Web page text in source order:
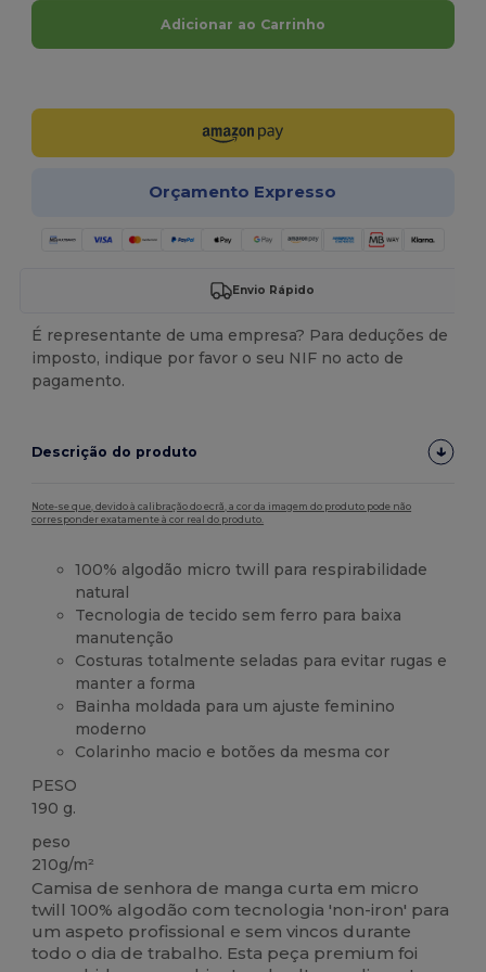
Adicionar ao Carrinho
Orçamento Expresso
Envio Rápido
É representante de uma empresa? Para deduções de
imposto, indique por favor o seu NIF no acto de
pagamento.
Descrição do produto
Note-se que, devido à calibração do ecrã, a cor da imagem do produto pode não
corresponder exatamente à cor real do produto.
100% algodão micro twill para respirabilidade
natural
Tecnologia de tecido sem ferro para baixa
manutenção
Costuras totalmente seladas para evitar rugas e
manter a forma
Bainha moldada para um ajuste feminino
moderno
Colarinho macio e botões da mesma cor
PESO
190 g.
peso
210g/m²
Camisa de senhora de manga curta em micro
twill 100% algodão com tecnologia 'non-iron' para
um aspeto profissional e sem vincos durante
todo o dia de trabalho. Esta peça premium foi